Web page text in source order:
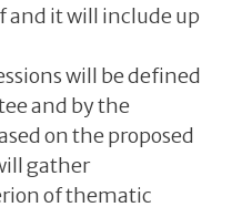
and it will include up
will be defined
and by the
on the proposed
gather
of thematic